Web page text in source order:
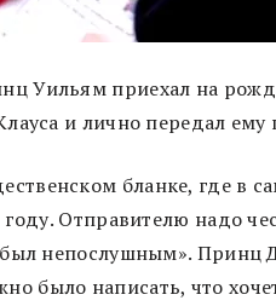
Уильям приехал на
и лично передал
бланке, где в
Отправителю надо
был непослушным».
было написать, что